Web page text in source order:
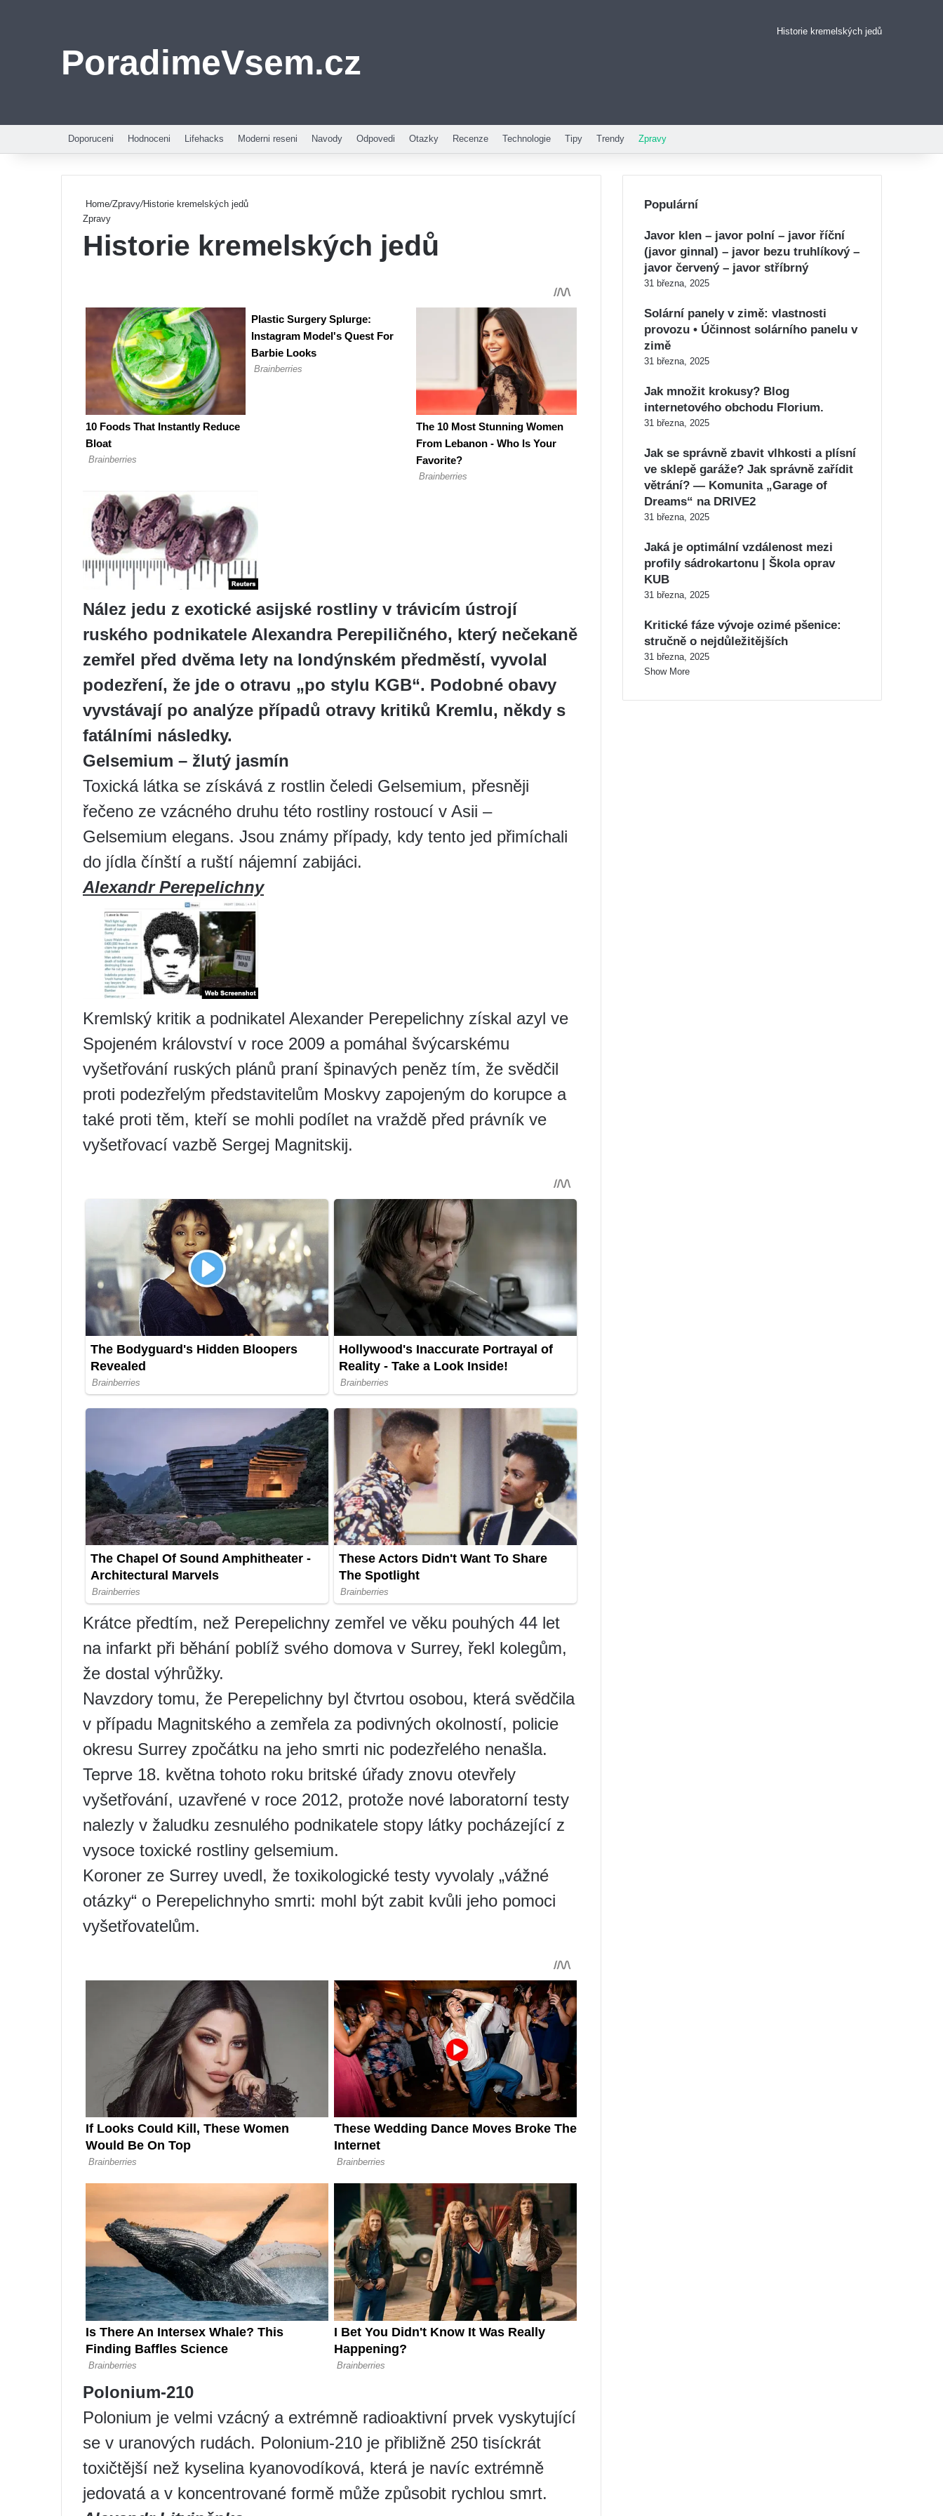
PoradimeVsem.cz
Historie kremelských jedů
Doporuceni Hodnoceni Lifehacks Moderni reseni Navody Odpovedi Otazky Recenze Technologie Tipy Trendy Zpravy
Home/Zpravy/Historie kremelských jedů
Zpravy
Historie kremelských jedů
Nález jedu z exotické asijské rostliny v trávicím ústrojí
ruského podnikatele Alexandra Perepiličného, ​​který nečekaně
zemřel před dvěma lety na londýnském předměstí, vyvolal
podezření, že jde o otravu „po stylu KGB“. Podobné obavy
vyvstávají po analýze případů otravy kritiků Kremlu, někdy s
fatálními následky.
Gelsemium – žlutý jasmín
Toxická látka se získává z rostlin čeledi Gelsemium, přesněji
řečeno ze vzácného druhu této rostliny rostoucí v Asii –
Gelsemium elegans. Jsou známy případy, kdy tento jed přimíchali
do jídla čínští a ruští nájemní zabijáci.
Alexandr Perepelichny
Kremlský kritik a podnikatel Alexander Perepelichny získal azyl ve
Spojeném království v roce 2009 a pomáhal švýcarskému
vyšetřování ruských plánů praní špinavých peněz tím, že svědčil
proti podezřelým představitelům Moskvy zapojeným do korupce a
také proti těm, kteří se mohli podílet na vraždě před právník ve
vyšetřovací vazbě Sergej Magnitskij.
Krátce předtím, než Perepelichny zemřel ve věku pouhých 44 let
na infarkt při běhání poblíž svého domova v Surrey, řekl kolegům,
že dostal výhrůžky.
Navzdory tomu, že Perepelichny byl čtvrtou osobou, která svědčila
v případu Magnitského a zemřela za podivných okolností, policie
okresu Surrey zpočátku na jeho smrti nic podezřelého nenašla.
Teprve 18. května tohoto roku britské úřady znovu otevřely
vyšetřování, uzavřené v roce 2012, protože nové laboratorní testy
nalezly v žaludku zesnulého podnikatele stopy látky pocházející z
vysoce toxické rostliny gelsemium.
Koroner ze Surrey uvedl, že toxikologické testy vyvolaly „vážné
otázky“ o Perepelichnyho smrti: mohl být zabit kvůli jeho pomoci
vyšetřovatelům.
Polonium-210
Polonium je velmi vzácný a extrémně radioaktivní prvek vyskytující
se v uranových rudách. Polonium-210 je přibližně 250 tisíckrát
toxičtější než kyselina kyanovodíková, která je navíc extrémně
jedovatá a v koncentrované formě může způsobit rychlou smrt.
Populární
Javor klen – javor polní – javor říční
(javor ginnal) – javor bezu truhlíkový –
javor červený – javor stříbrný
31 března, 2025
Solární panely v zimě: vlastnosti
provozu • Účinnost solárního panelu v
zimě
31 března, 2025
Jak množit krokusy? Blog
internetového obchodu Florium.
31 března, 2025
Jak se správně zbavit vlhkosti a plísní
ve sklepě garáže? Jak správně zařídit
větrání? — Komunita „Garage of
Dreams“ na DRIVE2
31 března, 2025
Jaká je optimální vzdálenost mezi
profily sádrokartonu | Škola oprav
KUB
31 března, 2025
Kritické fáze vývoje ozimé pšenice:
stručně o nejdůležitějších
31 března, 2025
Show More